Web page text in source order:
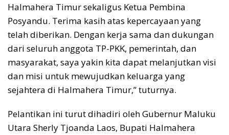
Halmahera Timur sekaligus Ketua Pembina
Posyandu. Terima kasih atas kepercayaan yang
telah diberikan. Dengan kerja sama dan dukungan
dari seluruh anggota TP-PKK, pemerintah, dan
masyarakat, saya yakin kita dapat melanjutkan visi
dan misi untuk mewujudkan keluarga yang
sejahtera di Halmahera Timur,” tuturnya.
Pelantikan ini turut dihadiri oleh Gubernur Maluku
Utara Sherly Tjoanda Laos, Bupati Halmahera